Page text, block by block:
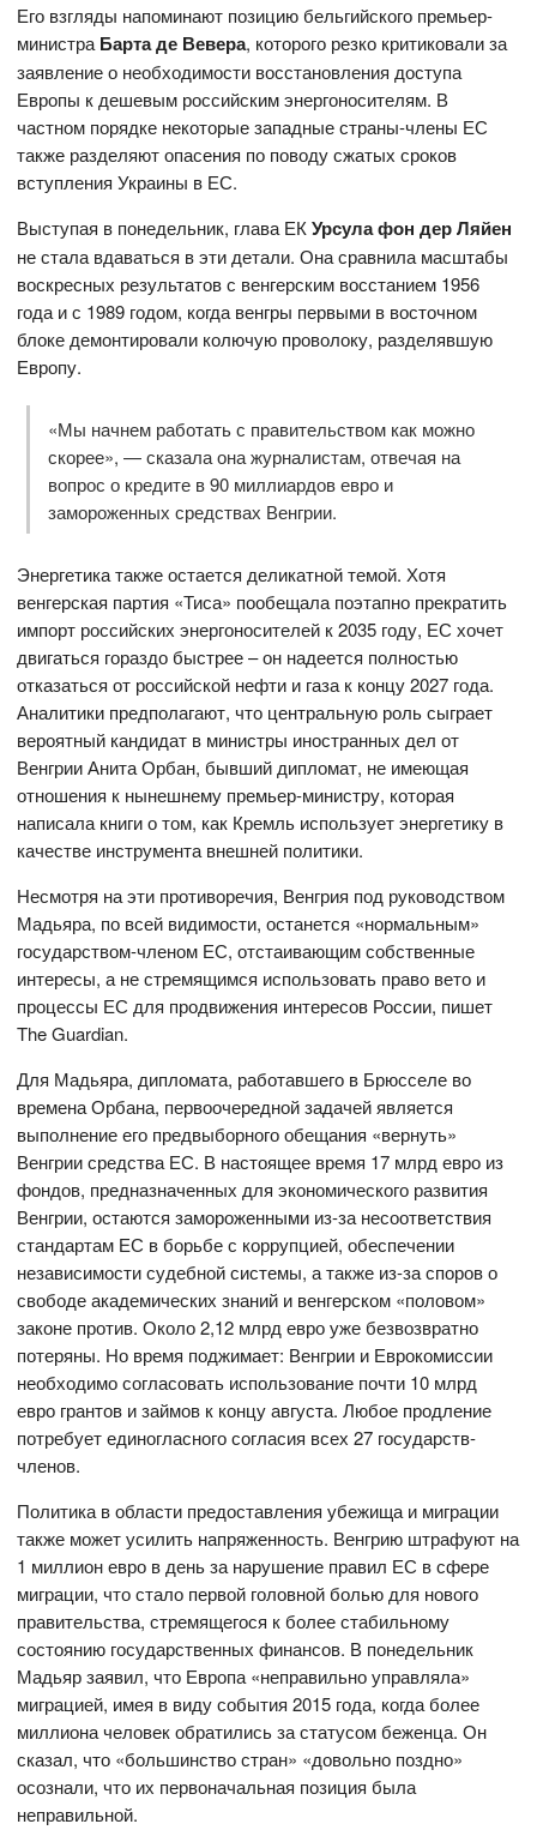
Его взгляды напоминают позицию бельгийского премьер-
министра Барта де Вевера, которого резко критиковали за
заявление о необходимости восстановления доступа
Европы к дешевым российским энергоносителям. В
частном порядке некоторые западные страны-члены ЕС
также разделяют опасения по поводу сжатых сроков
вступления Украины в ЕС.
Выступая в понедельник, глава ЕК Урсула фон дер Ляйен
не стала вдаваться в эти детали. Она сравнила масштабы
воскресных результатов с венгерским восстанием 1956
года и с 1989 годом, когда венгры первыми в восточном
блоке демонтировали колючую проволоку, разделявшую
Европу.
«Мы начнем работать с правительством как можно
скорее», — сказала она журналистам, отвечая на
вопрос о кредите в 90 миллиардов евро и
замороженных средствах Венгрии.
Энергетика также остается деликатной темой. Хотя
венгерская партия «Тиса» пообещала поэтапно прекратить
импорт российских энергоносителей к 2035 году, ЕС хочет
двигаться гораздо быстрее – он надеется полностью
отказаться от российской нефти и газа к концу 2027 года.
Аналитики предполагают, что центральную роль сыграет
вероятный кандидат в министры иностранных дел от
Венгрии Анита Орбан, бывший дипломат, не имеющая
отношения к нынешнему премьер-министру, которая
написала книги о том, как Кремль использует энергетику в
качестве инструмента внешней политики.
Несмотря на эти противоречия, Венгрия под руководством
Мадьяра, по всей видимости, останется «нормальным»
государством-членом ЕС, отстаивающим собственные
интересы, а не стремящимся использовать право вето и
процессы ЕС для продвижения интересов России, пишет
The Guardian.
Для Мадьяра, дипломата, работавшего в Брюсселе во
времена Орбана, первоочередной задачей является
выполнение его предвыборного обещания «вернуть»
Венгрии средства ЕС. В настоящее время 17 млрд евро из
фондов, предназначенных для экономического развития
Венгрии, остаются замороженными из-за несоответствия
стандартам ЕС в борьбе с коррупцией, обеспечении
независимости судебной системы, а также из-за споров о
свободе академических знаний и венгерском «половом»
законе против. Около 2,12 млрд евро уже безвозвратно
потеряны. Но время поджимает: Венгрии и Еврокомиссии
необходимо согласовать использование почти 10 млрд
евро грантов и займов к концу августа. Любое продление
потребует единогласного согласия всех 27 государств-
членов.
Политика в области предоставления убежища и миграции
также может усилить напряженность. Венгрию штрафуют на
1 миллион евро в день за нарушение правил ЕС в сфере
миграции, что стало первой головной болью для нового
правительства, стремящегося к более стабильному
состоянию государственных финансов. В понедельник
Мадьяр заявил, что Европа «неправильно управляла»
миграцией, имея в виду события 2015 года, когда более
миллиона человек обратились за статусом беженца. Он
сказал, что «большинство стран» «довольно поздно»
осознали, что их первоначальная позиция была
неправильной.